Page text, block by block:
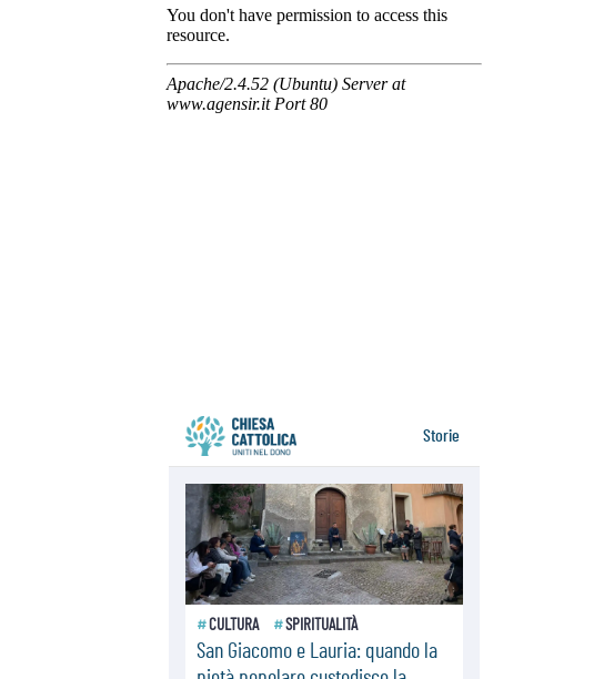
06.08.2026
05.08.2026
Il cardinale Parolin in Messico:
essere presenti accanto a